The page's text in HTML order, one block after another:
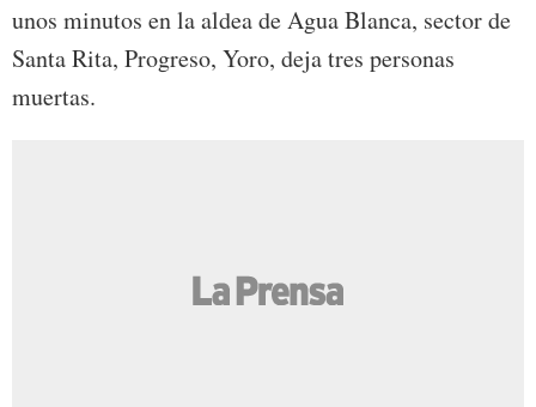
unos minutos en la aldea de Agua Blanca, sector de
Santa Rita, Progreso, Yoro, deja tres personas
muertas.